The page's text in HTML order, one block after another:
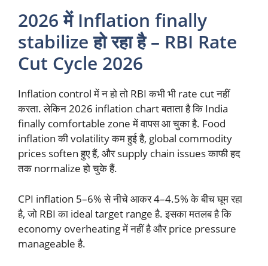
2026 में Inflation finally
stabilize हो रहा है – RBI Rate
Cut Cycle 2026
Inflation control में न हो तो RBI कभी भी rate cut नहीं
करता. लेकिन 2026 inflation chart बताता है कि India
finally comfortable zone में वापस आ चुका है. Food
inflation की volatility कम हुई है, global commodity
prices soften हुए हैं, और supply chain issues काफी हद
तक normalize हो चुके हैं.
CPI inflation 5–6% से नीचे आकर 4–4.5% के बीच घूम रहा
है, जो RBI का ideal target range है. इसका मतलब है कि
economy overheating में नहीं है और price pressure
manageable है.